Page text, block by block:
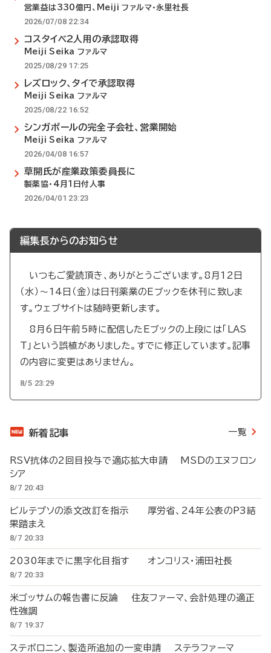
営業益は330億円、Meiji ファルマ・永里社長
2026/07/08 22:34
コスタイベ2人用の承認取得
Meiji Seika ファルマ
2025/08/29 17:25
レズロック、タイで承認取得
Meiji Seika ファルマ
2025/08/22 16:52
シンガポールの完全子会社、営業開始
Meiji Seika ファルマ
2026/04/08 16:57
草開氏が産業政策委員長に
製薬協・4月1日付人事
2026/04/01 23:23
編集長からのお知らせ
いつもご愛読頂き、ありがとうございます。8月12日
（水）～14日（金）は日刊薬業のEブックを休刊に致しま
す。ウェブサイトは随時更新します。
8月6日午前5時に配信したEブックの上段には「LAS
T」という誤植がありました。すでに修正しています。記事
の内容に変更はありません。
8/5 23:29
新着記事 一覧
RSV抗体の2回目投与で適応拡大申請 MSDのエヌフロン
シア
8/7 20:43
ビルテプソの添文改訂を指示 厚労省、24年公表のP3結
果踏まえ
8/7 20:33
2030年までに黒字化目指す オンコリス・浦田社長
8/7 20:33
米ゴッサムの報告書に反論 住友ファーマ、会計処理の適正
性強調
8/7 19:37
ステボロニン、製造所追加の一変申請 ステラファーマ